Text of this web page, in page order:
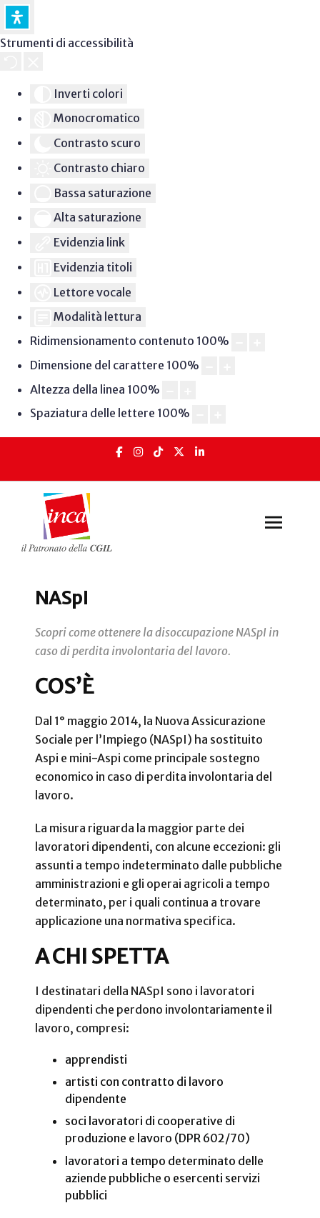
Strumenti di accessibilità
Inverti colori
Monocromatico
Contrasto scuro
Contrasto chiaro
Bassa saturazione
Alta saturazione
Evidenzia link
Evidenzia titoli
Lettore vocale
Modalità lettura
Ridimensionamento contenuto 100%
Dimensione del carattere 100%
Altezza della linea 100%
Spaziatura delle lettere 100%
NASpI
Scopri come ottenere la disoccupazione NASpI in
caso di perdita involontaria del lavoro.
COS’È
Dal 1° maggio 2014, la Nuova Assicurazione
Sociale per l’Impiego (NASpI) ha sostituito
Aspi e mini-Aspi come principale sostegno
economico in caso di perdita involontaria del
lavoro.
La misura riguarda la maggior parte dei
lavoratori dipendenti, con alcune eccezioni: gli
assunti a tempo indeterminato dalle pubbliche
amministrazioni e gli operai agricoli a tempo
determinato, per i quali continua a trovare
applicazione una normativa specifica.
A CHI SPETTA
I destinatari della NASpI sono i lavoratori
dipendenti che perdono involontariamente il
lavoro, compresi:
apprendisti
artisti con contratto di lavoro
dipendente
soci lavoratori di cooperative di
produzione e lavoro (DPR 602/70)
lavoratori a tempo determinato delle
aziende pubbliche o esercenti servizi
pubblici